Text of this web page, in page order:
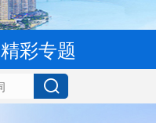
精彩专题